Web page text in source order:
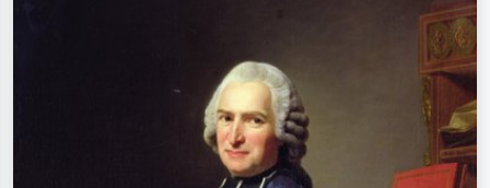
stojący akt obok drzewa.